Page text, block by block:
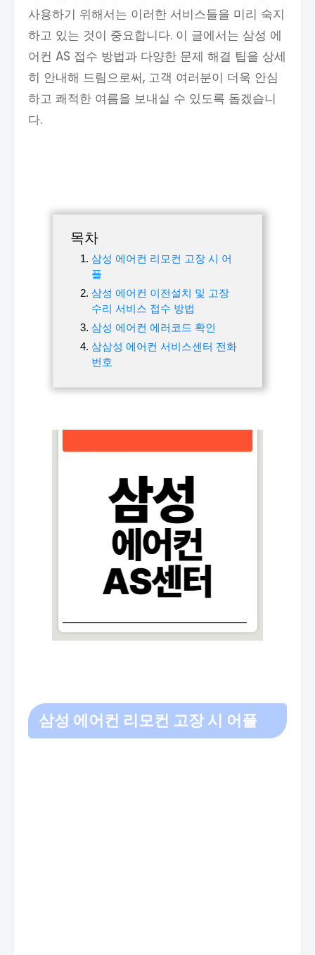
사용하기 위해서는 이러한 서비스들을 미리 숙지
하고 있는 것이 중요합니다. 이 글에서는 삼성 에
어컨 AS 접수 방법과 다양한 문제 해결 팁을 상세
히 안내해 드림으로써, 고객 여러분이 더욱 안심
하고 쾌적한 여름을 보내실 수 있도록 돕겠습니
다.
목차
삼성 에어컨 리모컨 고장 시 어
플
삼성 에어컨 이전설치 및 고장
수리 서비스 접수 방법
삼성 에어컨 에러코드 확인
삼삼성 에어컨 서비스센터 전화
번호
삼성 에어컨 리모컨 고장 시 어플